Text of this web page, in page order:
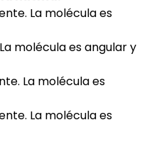
La molécula es
molécula es angular y
La molécula es
La molécula es